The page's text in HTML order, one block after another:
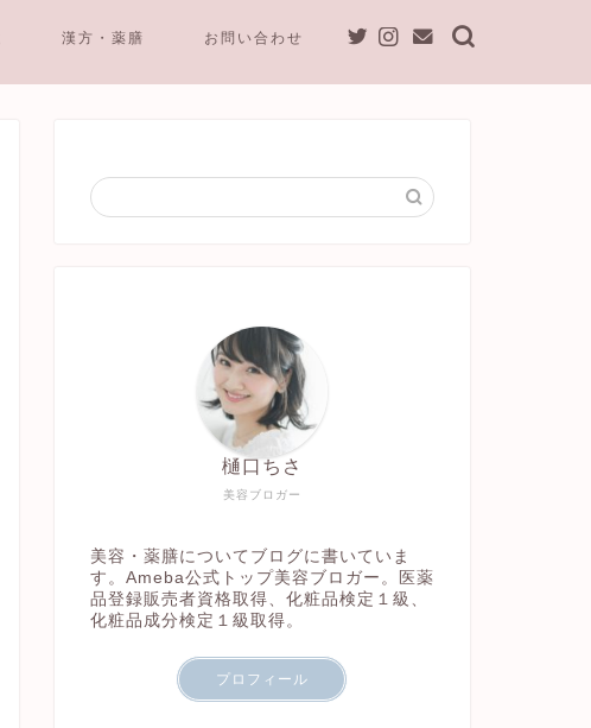
漢方・薬膳 お問い合わせ
美容ブロガー
樋口ちさ
美容・薬膳についてブログに書いていま
す。Ameba公式トップ美容ブロガー。医薬
品登録販売者資格取得、化粧品検定１級、
化粧品成分検定１級取得。
プロフィール